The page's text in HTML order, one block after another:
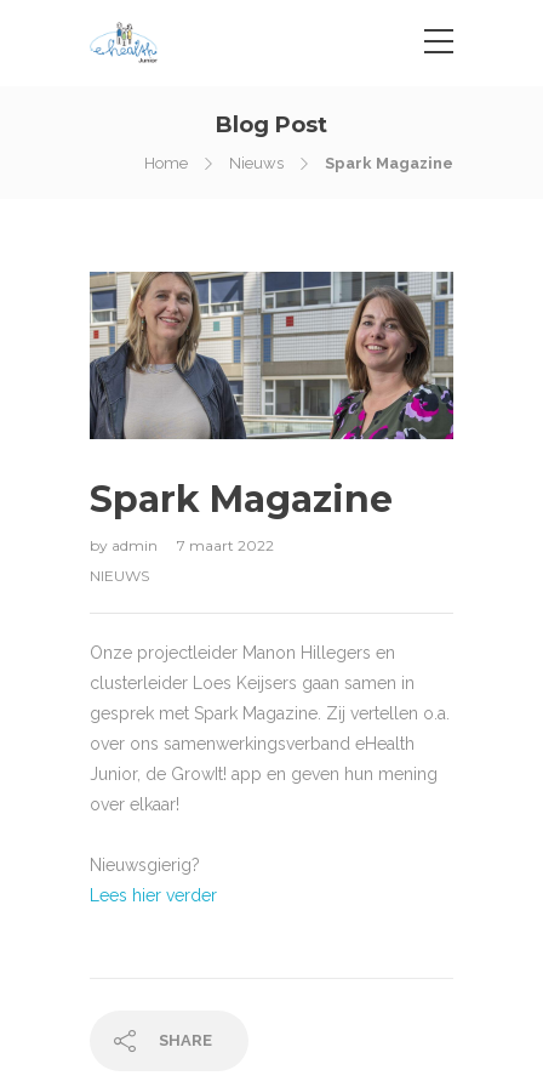
Blog Post
Home Nieuws Spark Magazine
Spark Magazine
by admin
7 maart 2022
NIEUWS
Onze projectleider Manon Hillegers en
clusterleider Loes Keijsers gaan samen in
gesprek met Spark Magazine. Zij vertellen o.a.
over ons samenwerkingsverband eHealth
Junior, de GrowIt! app en geven hun mening
over elkaar!
Nieuwsgierig?
Lees hier verder
SHARE